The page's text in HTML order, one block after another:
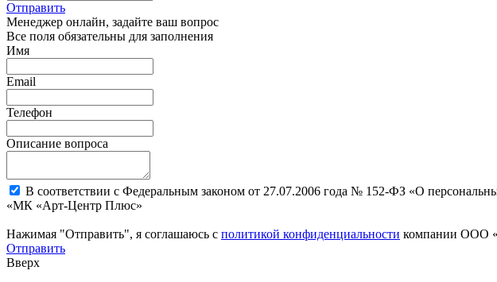
Отправить
Менеджер онлайн, задайте ваш вопрос
Все поля обязательны для заполнения
Имя
Email
Телефон
Описание вопроса
В соответствии с Федеральным законом от 27.07.2006 года № 152-ФЗ «О
«МК «Арт-Центр Плюс»
Нажимая "Отправить", я соглашаюсь с политикой конфиденциальности компании ООО
Отправить
Вверх